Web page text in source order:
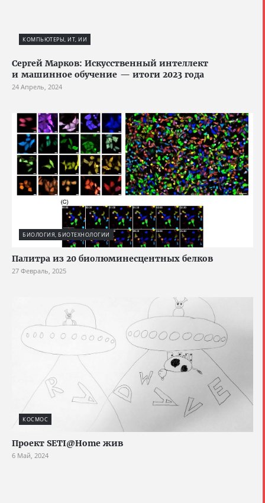
КОМПЬЮТЕРЫ, ИТ, ИИ
Сергей Марков: Искусственный интеллект
и машинное обучение — итоги 2023 года
24 Апрель, 2024
БИОЛОГИЯ, БИОТЕХНОЛОГИИ
Палитра из 20 биолюминесцентных белков
27 Февраль, 2025
КОСМОС
Проект SETI@Home жив
6 Май, 2024